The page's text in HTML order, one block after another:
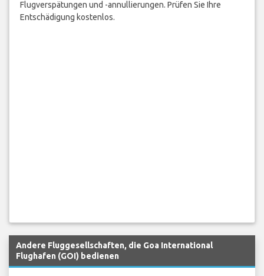
Flugverspätungen und -annullierungen. Prüfen Sie Ihre
Entschädigung kostenlos.
Andere Fluggesellschaften, die Goa International
Flughafen (GOI) bedienen